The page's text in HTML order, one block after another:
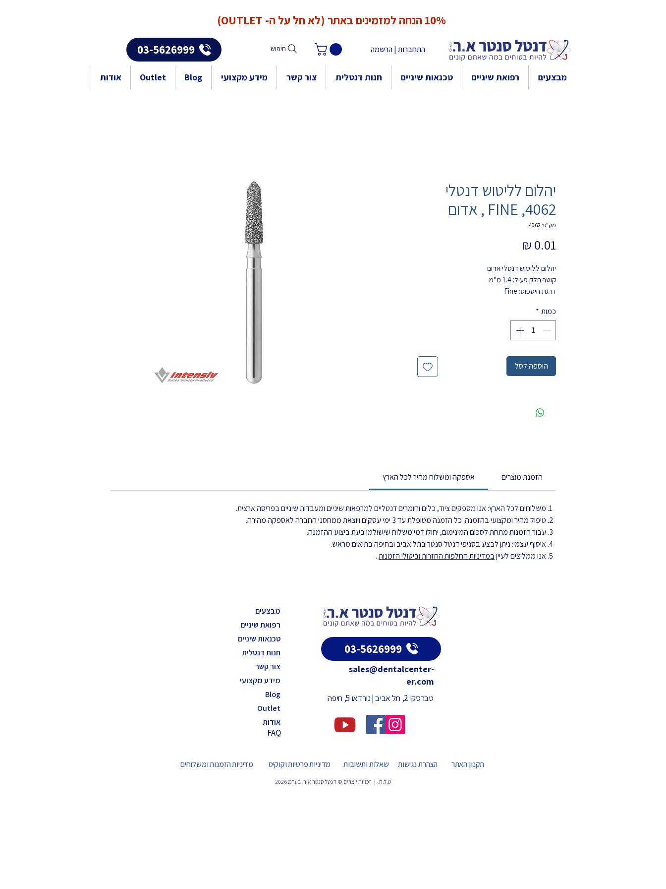
10% הנחה למזמינים באתר (לא חל על ה- OUTLET)
התחברות | הרשמה חיפוש 03-5626999
מבצעים רפואת שיניים טכנאות שיניים חנות דנטלית צור קשר מידע מקצועי Blog
Outlet אודות
יהלום לליטוש דנטלי
4062, FINE , אדום
מק"ט: 4062
יהלום לליטוש דנטלי אדום
קוטר חלק פעיל: 1.4 מ"מ
דרגת חיספוס: Fine
כמות בחבילה: 6 יחידות
INTENSIV
כמות *
הוספה לסל
אספקה ומשלוח מהיר לכל הארץ הזמנת מוצרים
משלוחים לכל הארץ: אנו מספקים ציוד, כלים וחומרים דנטליים למרפאות שיניים ומעבדות שיניים בפריסה ארצית.
טיפול מהיר ומקצועי בהזמנה: כל הזמנה מטופלת עד 3 ימי עסקים ויוצאת ממחסני החברה לאספקה מהירה.
עבור הזמנות מתחת לסכום המינימום, יחולו דמי משלוח שישולמו בעת ביצוע ההזמנה.
איסוף עצמי: ניתן לבצע בסניפי דנטל סנטר בתל אביב ובחיפה בתיאום מראש.
אנו ממליצים לעייןבמדיניות החלפות החזרות וביטולי הזמנות.
03-5626999
sales@dentalcenter-
er.com
טברסקי 2, תל אביב | נורדאו 5, חיפה
מבצעים
רפואת שיניים
טכנאות שיניים
חנות דנטלית
צור קשר
מידע מקצועי
Blog
Outlet
אודות
FAQ
תקנון האתר הצהרת נגישות שאלות ותשובות מדיניות פרטיות וקוקיס מדיניות הזמנות ומשלוחים
ט.ל.ח. | זכויות יוצרים © דנטל סנטר א.ר. בע"מ 2026